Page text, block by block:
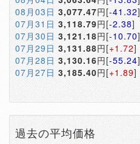
08月03日 3,077.47円[-41.32]
07月31日 3,118.79円[-2.38]
07月30日 3,121.18円[-10.70]
07月29日 3,131.88円[+1.72]
07月28日 3,130.16円[-55.24]
07月27日 3,185.40円[+1.89]
過去の平均価格